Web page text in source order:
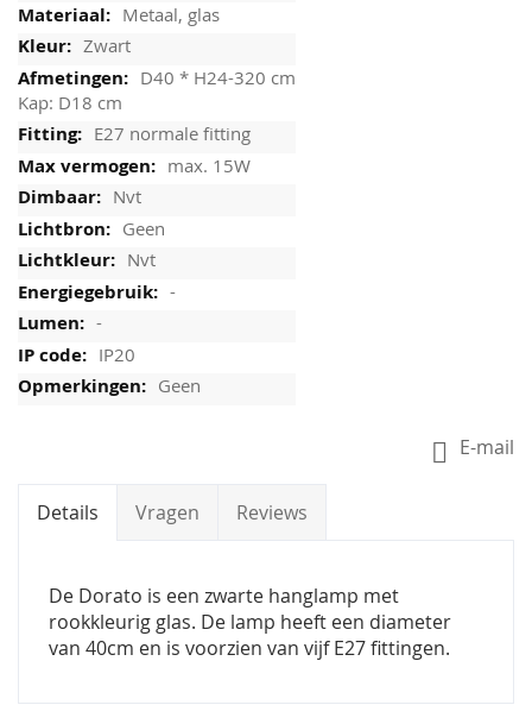
Metaal, glas
Zwart
D40 * H24-320 cm
Kap: D18 cm
E27 normale fitting
max. 15W
Nvt
Geen
Nvt
-
-
IP20
Geen
E-mail
Details Vragen Reviews
De Dorato is een zwarte hanglamp met
rookkleurig glas. De lamp heeft een diameter
van 40cm en is voorzien van vijf E27 fittingen.